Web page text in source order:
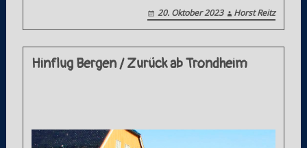
20. Oktober 2023 Horst Reitz
Hinflug Bergen / Zurück ab Trondheim